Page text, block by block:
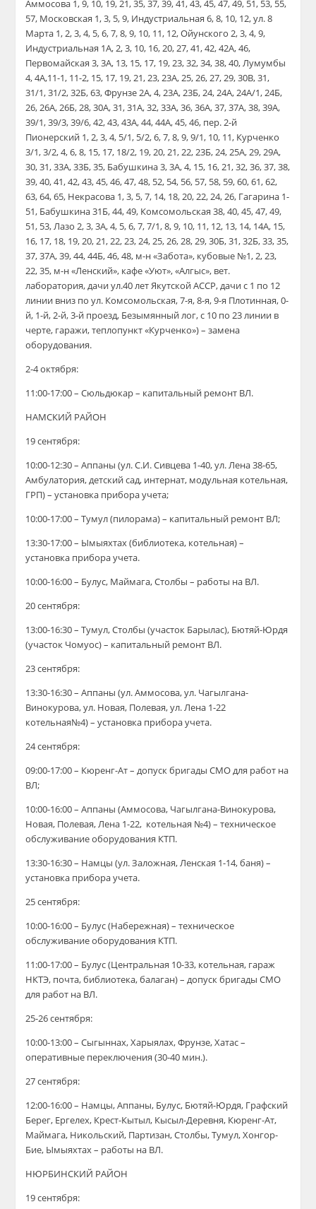
Аммосова 1, 9, 10, 19, 21, 35, 37, 39, 41, 43, 45, 47, 49, 51, 53, 55,
57, Московская 1, 3, 5, 9, Индустриальная 6, 8, 10, 12, ул. 8
Марта 1, 2, 3, 4, 5, 6, 7, 8, 9, 10, 11, 12, Ойунского 2, 3, 4, 9,
Индустриальная 1А, 2, 3, 10, 16, 20, 27, 41, 42, 42А, 46,
Первомайская 3, 3А, 13, 15, 17, 19, 23, 32, 34, 38, 40, Лумумбы
4, 4А,11-1, 11-2, 15, 17, 19, 21, 23, 23А, 25, 26, 27, 29, 30В, 31,
31/1, 31/2, 32Б, 63, Фрунзе 2А, 4, 23А, 23Б, 24, 24А, 24А/1, 24Б,
26, 26А, 26Б, 28, 30А, 31, 31А, 32, 33А, 36, 36А, 37, 37А, 38, 39А,
39/1, 39/3, 39/6, 42, 43, 43А, 44, 44А, 45, 46, пер. 2-й
Пионерский 1, 2, 3, 4, 5/1, 5/2, 6, 7, 8, 9, 9/1, 10, 11, Курченко
3/1, 3/2, 4, 6, 8, 15, 17, 18/2, 19, 20, 21, 22, 23Б, 24, 25А, 29, 29А,
30, 31, 33А, 33Б, 35, Бабушкина 3, 3А, 4, 15, 16, 21, 32, 36, 37, 38,
39, 40, 41, 42, 43, 45, 46, 47, 48, 52, 54, 56, 57, 58, 59, 60, 61, 62,
63, 64, 65, Некрасова 1, 3, 5, 7, 14, 18, 20, 22, 24, 26, Гагарина 1-
51, Бабушкина 31Б, 44, 49, Комсомольская 38, 40, 45, 47, 49,
51, 53, Лазо 2, 3, 3А, 4, 5, 6, 7, 7/1, 8, 9, 10, 11, 12, 13, 14, 14А, 15,
16, 17, 18, 19, 20, 21, 22, 23, 24, 25, 26, 28, 29, 30Б, 31, 32Б, 33, 35,
37, 37А, 39, 44, 44Б, 46, 48, м-н «Забота», кубовые №1, 2, 23,
22, 35, м-н «Ленский», кафе «Уют», «Алгыс», вет.
лаборатория, дачи ул.40 лет Якутской АССР, дачи с 1 по 12
линии вниз по ул. Комсомольская, 7-я, 8-я, 9-я Плотинная, 0-
й, 1-й, 2-й, 3-й проезд, Безымянный лог, с 10 по 23 линии в
черте, гаражи, теплопункт «Курченко») – замена
оборудования.
2-4 октября:
11:00-17:00 – Сюльдюкар – капитальный ремонт ВЛ.
НАМСКИЙ РАЙОН
19 сентября:
10:00-12:30 – Аппаны (ул. С.И. Сивцева 1-40, ул. Лена 38-65,
Амбулатория, детский сад, интернат, модульная котельная,
ГРП) – установка прибора учета;
10:00-17:00 – Тумул (пилорама) – капитальный ремонт ВЛ;
13:30-17:00 – Ымыяхтах (библиотека, котельная) –
установка прибора учета.
10:00-16:00 – Булус, Маймага, Столбы – работы на ВЛ.
20 сентября:
13:00-16:30 – Тумул, Столбы (участок Барылас), Бютяй-Юрдя
(участок Чомуос) – капитальный ремонт ВЛ.
23 сентября:
13:30-16:30 – Аппаны (ул. Аммосова, ул. Чагылгана-
Винокурова, ул. Новая, Полевая, ул. Лена 1-22
котельная№4) – установка прибора учета.
24 сентября:
09:00-17:00 – Кюренг-Ат – допуск бригады СМО для работ на
ВЛ;
10:00-16:00 – Аппаны (Аммосова, Чагылгана-Винокурова,
Новая, Полевая, Лена 1-22, котельная №4) – техническое
обслуживание оборудования КТП.
13:30-16:30 – Намцы (ул. Заложная, Ленская 1-14, баня) –
установка прибора учета.
25 сентября:
10:00-16:00 – Булус (Набережная) – техническое
обслуживание оборудования КТП.
11:00-17:00 – Булус (Центральная 10-33, котельная, гараж
НКТЭ, почта, библиотека, балаган) – допуск бригады СМО
для работ на ВЛ.
25-26 сентября:
10:00-13:00 – Сыгыннах, Харыялах, Фрунзе, Хатас –
оперативные переключения (30-40 мин.).
27 сентября:
12:00-16:00 – Намцы, Аппаны, Булус, Бютяй-Юрдя, Графский
Берег, Ергелех, Крест-Кытыл, Кысыл-Деревня, Кюренг-Ат,
Маймага, Никольский, Партизан, Столбы, Тумул, Хонгор-
Бие, Ымыяхтах – работы на ВЛ.
НЮРБИНСКИЙ РАЙОН
19 сентября: